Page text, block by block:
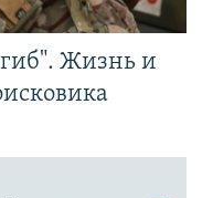
Жизнь и